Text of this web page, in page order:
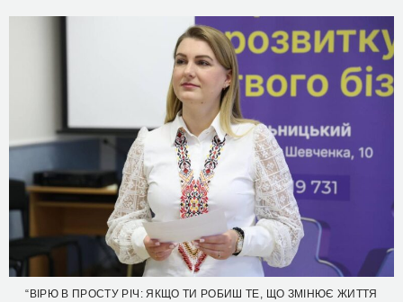
“ВІРЮ В ПРОСТУ РІЧ: ЯКЩО ТИ РОБИШ ТЕ, ЩО ЗМІНЮЄ ЖИТТЯ